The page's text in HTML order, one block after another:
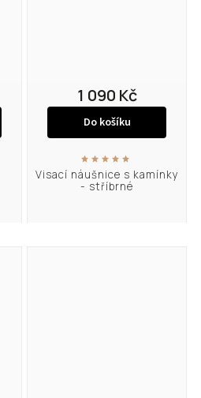
Visací náušnice s kamínky
- stříbrné
1 090 Kč
Do košíku